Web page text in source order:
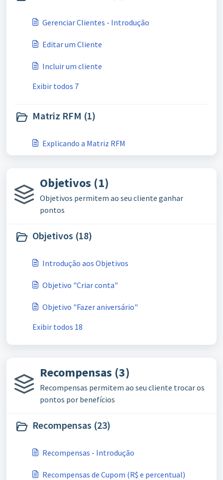
Gerenciar Clientes - Introdução
Editar um Cliente
Incluir um cliente
Exibir todos 7
Matriz RFM (1)
Explicando a Matriz RFM
Objetivos (1)
Objetivos permitem ao seu cliente ganhar
pontos
Objetivos (18)
Introdução aos Objetivos
Objetivo "Criar conta"
Objetivo "Fazer aniversário"
Exibir todos 18
Recompensas (3)
Recompensas permitem ao seu cliente trocar os
pontos por benefícios
Recompensas (23)
Recompensas - Introdução
Recompensas de Cupom (R$ e percentual)